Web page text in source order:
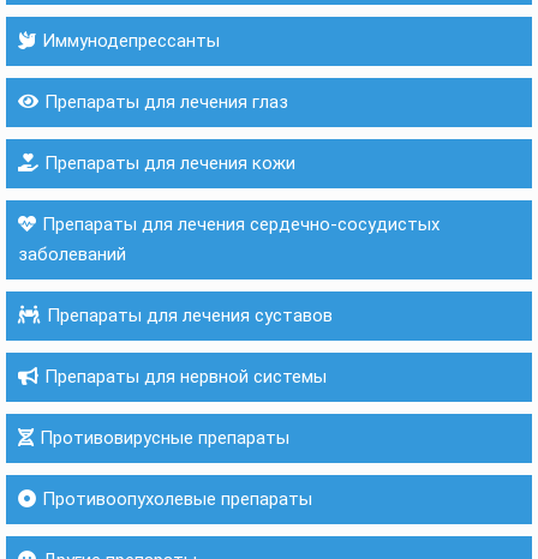
Иммунодепрессанты
Препараты для лечения глаз
Препараты для лечения кожи
Препараты для лечения сердечно-сосудистых
заболеваний
Препараты для лечения суставов
Препараты для нервной системы
Противовирусные препараты
Противоопухолевые препараты